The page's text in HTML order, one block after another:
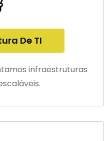
De TI
infraestruturas